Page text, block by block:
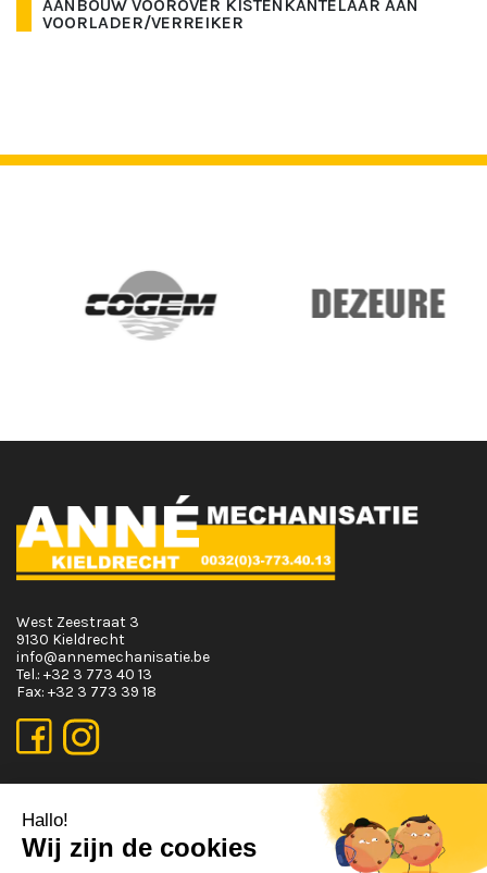
AANBOUW VOOROVER KISTENKANTELAAR AAN
VOORLADER/VERREIKER
OPENINGSUREN
Maandag T.E.M. Vrijdag :
West Zeestraat 3
9130 Kieldrecht
info@annemechanisatie.be
Tel.: +32 3 773 40 13
Fax: +32 3 773 39 18